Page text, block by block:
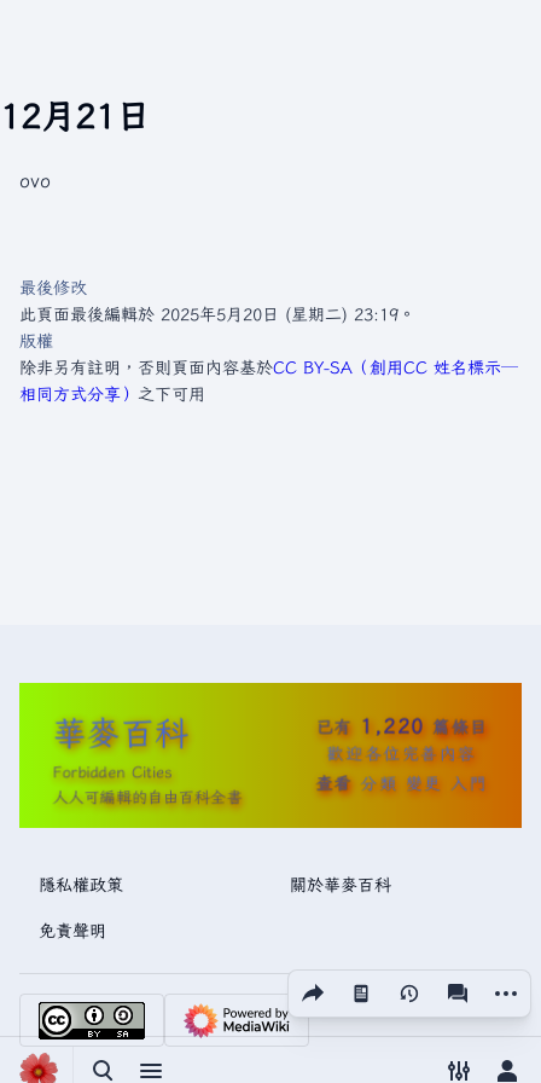
12月21日
分享此頁面
視圖 更多
ovo
最後修改
此頁面最後編輯於 2025年5月20日 (星期二) 23:19。
版權
除非另有註明，否則頁面內容基於CC BY-SA（創用CC 姓名標示─
相同方式分享） 之下可用
華麥百科
Forbidden Cities
人人可編輯的自由百科全書
已有 1,220 篇條目
歡迎各位完善內容
查看 分類 變更 入門
隱私權政策 關於華麥百科
免責聲明